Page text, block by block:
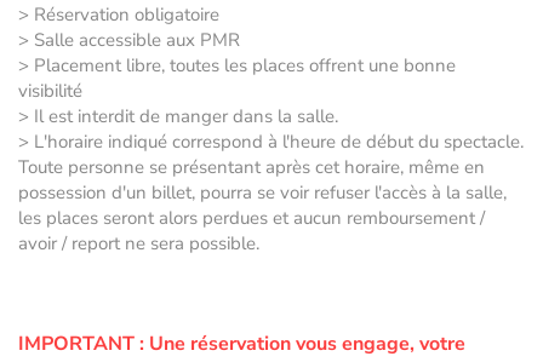
> Réservation obligatoire
> Salle accessible aux PMR
> Placement libre, toutes les places offrent une bonne
visibilité
> Il est interdit de manger dans la salle.
> L'horaire indiqué correspond à l'heure de début du spectacle.
Toute personne se présentant après cet horaire, même en
possession d'un billet, pourra se voir refuser l'accès à la salle,
les places seront alors perdues et aucun remboursement /
avoir / report ne sera possible.
IMPORTANT : Une réservation vous engage, votre